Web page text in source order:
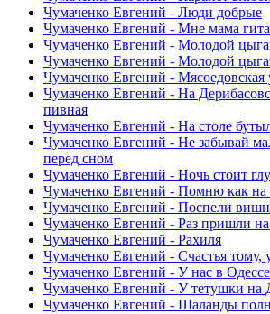
Чумаченко Евгений - Люди добрые
Чумаченко Евгений - Мне мама
Чумаченко Евгений - Молодой
Чумаченко Евгений - Молодой
Чумаченко Евгений - Мясоедовская
Чумаченко Евгений - На
пивная
Чумаченко Евгений - На столе
Чумаченко Евгений - Не забывай
перед сном
Чумаченко Евгений - Ночь стоит
Чумаченко Евгений - Помню как
Чумаченко Евгений - Поспели
Чумаченко Евгений - Раз пришли
Чумаченко Евгений - Рахиля
Чумаченко Евгений - Счастья тому,
Чумаченко Евгений - У нас в Одессе
Чумаченко Евгений - У тетушки на
Чумаченко Евгений - Шаланды